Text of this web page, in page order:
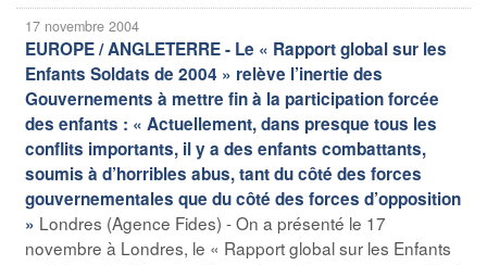
17 novembre 2004
EUROPE / ANGLETERRE - Le « Rapport global sur les
Enfants Soldats de 2004 » relève l’inertie des
Gouvernements à mettre fin à la participation forcée
des enfants : « Actuellement, dans presque tous les
conflits importants, il y a des enfants combattants,
soumis à d’horribles abus, tant du côté des forces
gouvernementales que du côté des forces d’opposition
» Londres (Agence Fides) - On a présenté le 17
novembre à Londres, le « Rapport global sur les Enfants